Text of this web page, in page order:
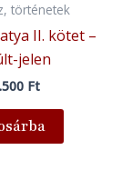
történetek
II. kötet –
jelen
Ft